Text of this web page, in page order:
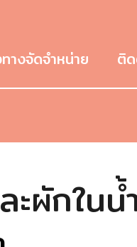
างจัดจำหน่าย ติด
ผักในน้